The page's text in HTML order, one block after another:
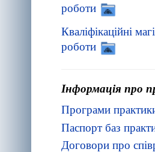
роботи
Кваліфікаційні
роботи
Інформація про
Програми
Паспорт баз
Договори про